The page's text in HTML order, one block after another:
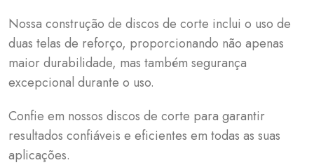
Nossa construção de discos de corte inclui o uso de
duas telas de reforço, proporcionando não apenas
maior durabilidade, mas também segurança
excepcional durante o uso.
Confie em nossos discos de corte para garantir
resultados confiáveis e eficientes em todas as suas
aplicações.